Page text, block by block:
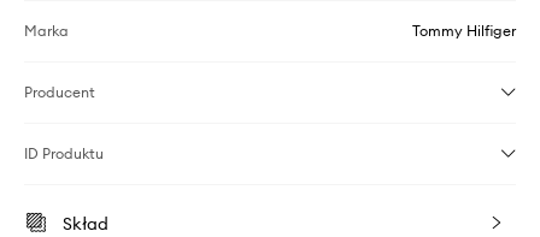
Marka Tommy Hilfiger
Producent
ID Produktu
Skład